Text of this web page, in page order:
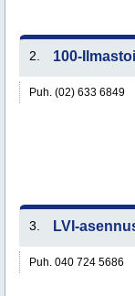
2. 100-
Puh. (02) 633 6849
3. LVI-
Puh. 040 724 5686